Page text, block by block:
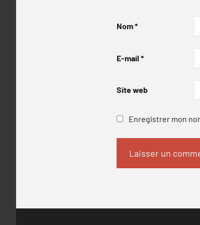
Nom*
E-mail *
Site web
Enregistrer mon